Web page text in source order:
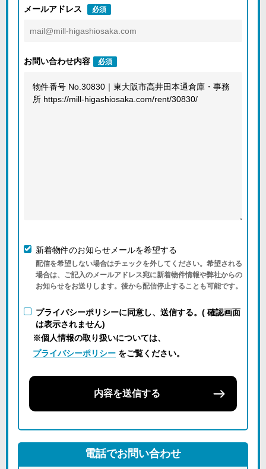
メールアドレス 必須
お問い合わせ内容 必須
新着物件のお知らせメールを希望する
配信を希望しない場合はチェックを外してください。希望される
場合は、ご記入のメールアドレス宛に新着物件情報や弊社からの
お知らせをお送りします。後から配信停止することも可能です。
プライバシーポリシーに同意し、送信する。( 確認画面
は表示されません)
※個人情報の取り扱いについては、
プライバシーポリシー をご覧ください。
内容を送信する
電話でお問い合わせ